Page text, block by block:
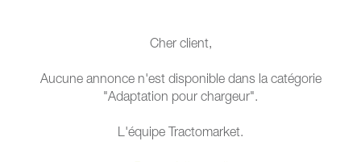
Cher client,
Aucune annonce n'est disponible dans la catégorie
"Adaptation pour chargeur".
L'équipe Tractomarket.